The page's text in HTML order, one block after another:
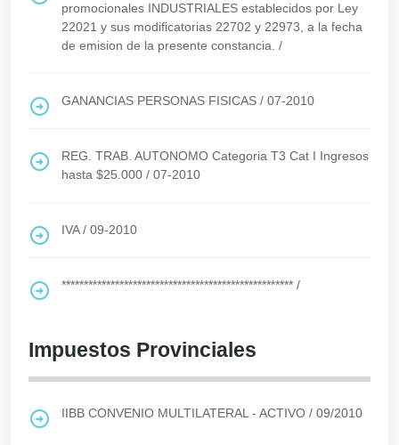
promocionales INDUSTRIALES establecidos por Ley
22021 y sus modificatorias 22702 y 22973, a la fecha
de emision de la presente constancia. /
GANANCIAS PERSONAS FISICAS / 07-2010
REG. TRAB. AUTONOMO Categoria T3 Cat I Ingresos
hasta $25.000 / 07-2010
IVA/ 09-2010
**************************************************** /
Impuestos Provinciales
IIBB CONVENIO MULTILATERAL - ACTIVO / 09/2010